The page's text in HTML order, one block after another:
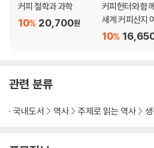
9장 커피로 본 일본사
‘태운 냄새가 역해서 참고 마시기 어렵다’:
스트 웨이브? ‘쥰킷사’ 197·전쟁과 부흥
할까, 카페밖에…,’와 일본 커피붐 201·일
03·1980년대 후반은 ‘킷사텐의 겨울’
커피 철학과 과학
20,700원
10%
커피헌터와 함
세계 커피산지
10%
관련 분류
국내도서 역사 주제로 읽는 역사